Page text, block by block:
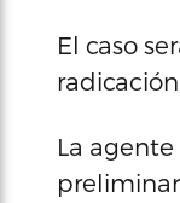
El caso
La